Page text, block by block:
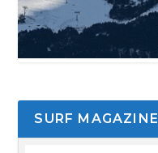
SURF MAGAZINE